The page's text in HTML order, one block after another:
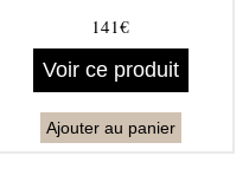
141€
Voir ce produit
Ajouter au panier